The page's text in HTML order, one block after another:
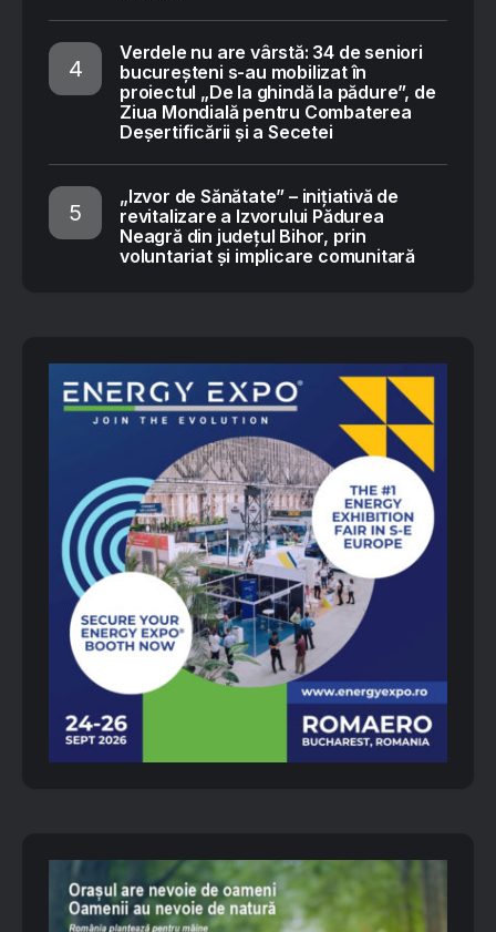
Verdele nu are vârstă: 34 de seniori
bucureșteni s-au mobilizat în
proiectul „De la ghindă la pădure”, de
Ziua Mondială pentru Combaterea
Deșertificării și a Secetei
„Izvor de Sănătate” – inițiativă de
revitalizare a Izvorului Pădurea
Neagră din județul Bihor, prin
voluntariat și implicare comunitară